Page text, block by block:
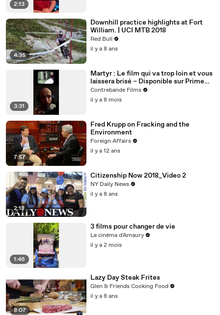
2:13
4:35
Downhill practice highlights at Fort
William. | UCI MTB 2018
Red Bull
il y a 8 ans
3:31
Martyr : Le film qui va trop loin et vous
laissera brisé – Disponible sur Prime
Video
Contrebande Films
il y a 8 mois
7:57
Fred Krupp on Fracking and the
Environment
Foreign Affairs
il y a 12 ans
2:18
Citizenship Now 2018_Video 2
NY Daily News
il y a 8 ans
1:46
3 films pour changer de vie
Le cinéma d'Amaury
il y a 2 mois
8:07
Lazy Day Steak Frites
Glen & Friends Cooking Food
il y a 8 ans